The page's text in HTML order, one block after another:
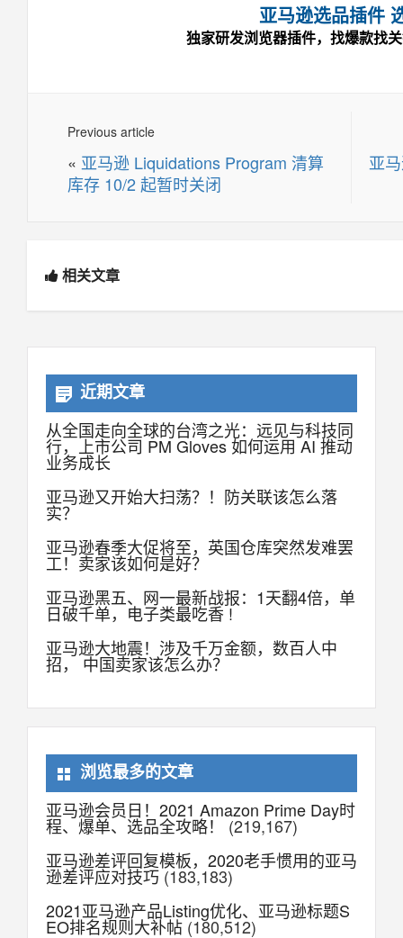
亚马逊选品插件
独家研发浏览器插件，找爆款找
亚
Previous article
« 亚马逊 Liquidations Program 清算
库存 10/2 起暂时关闭
相关文章
近期文章
从全国走向全球的台湾之光：远见与科技同
行，上市公司 PM Gloves 如何运用 AI 推动
业务成长
亚马逊又开始大扫荡？！防关联该怎么落
实？
亚马逊春季大促将至，英国仓库突然发难罢
工！卖家该如何是好？
亚马逊黑五、网一最新战报：1天翻4倍，单
日破千单，电子类最吃香 !
亚马逊大地震！涉及千万金额，数百人中
招， 中国卖家该怎么办？
浏览最多的文章
亚马逊会员日！2021 Amazon Prime Day时
程、爆单、选品全攻略！
(219,167)
亚马逊差评回复模板，2020老手惯用的亚马
逊差评应对技巧(183,183)
2021亚马逊产品Listing优化、亚马逊标题S
EO排名规则大补帖 (180,512)